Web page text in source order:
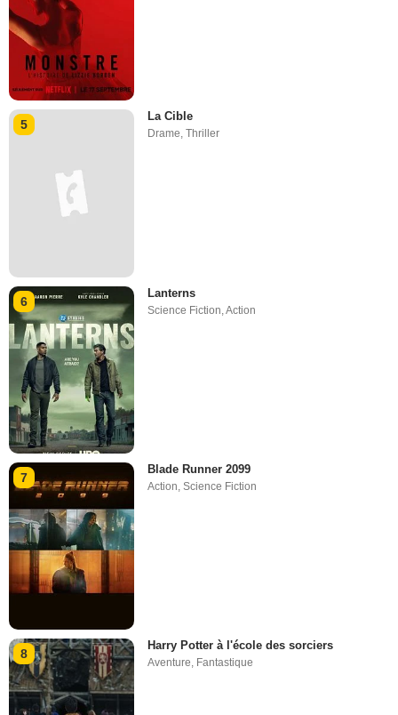
5
La Cible
Drame,Thriller
6
Lanterns
Science Fiction ,Action
7
Blade Runner 2099
Action,Science Fiction
8
Harry Potter à l'école des sorciers
Aventure, Fantastique